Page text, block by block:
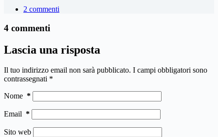
2 commenti
4 commenti
Lascia una risposta
Il tuo indirizzo email non sarà pubblicato. I campi obbligatori sono
contrassegnati *
Nome *
Email *
Sito web